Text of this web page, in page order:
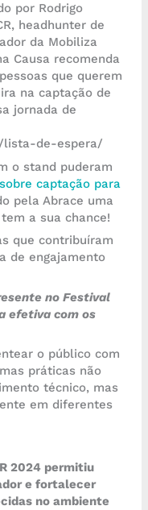
por Rodrigo
headhunter de
da Mobiliza
Causa recomenda
que querem
na captação de
jornada de
lista-de-espera/
o stand puderam
captação para
pela Abrace uma
a sua chance!
que contribuíram
de engajamento
no Festival
efetiva com os
o público com
práticas não
técnico, mas
em diferentes
2024 permitiu
e fortalecer
no ambiente